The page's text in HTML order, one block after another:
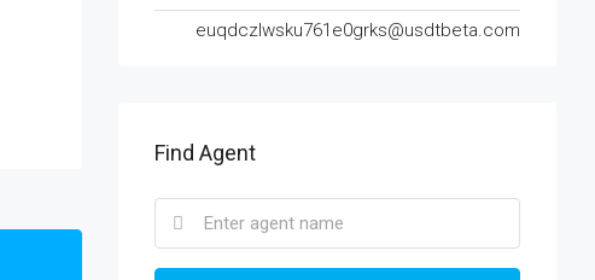
euqdczlwsku761e0grks@usdtbeta.com
Find Agent